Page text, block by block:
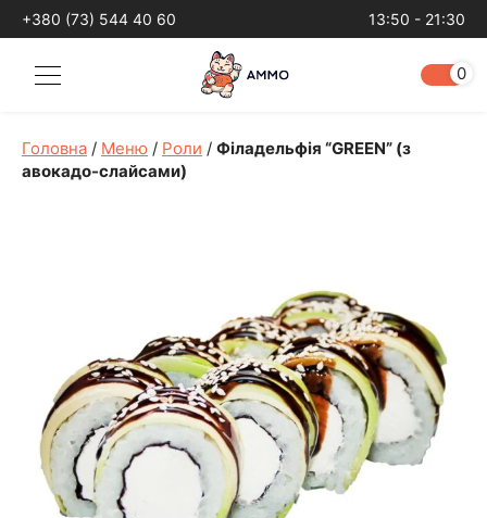
+380 (73) 544 40 60 13:50 - 21:30
0
Головна / Меню / Роли / Філадельфія “GREEN” (з
авокадо-слайсами)